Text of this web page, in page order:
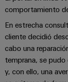
la
edificios
de
cuadros
para
circuito
impreso
de
E/S
Paneles
táctiles
Es
comportamiento
En estrecha
cliente decidió
cabo una
temprana, se
y, con ello, una